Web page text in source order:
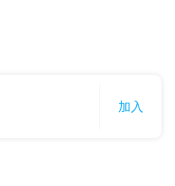
加入